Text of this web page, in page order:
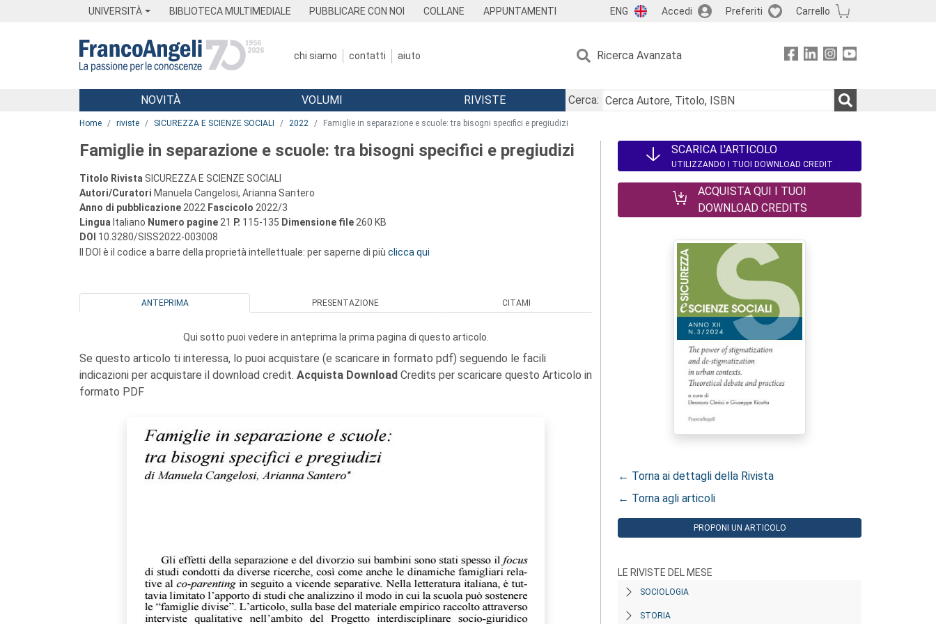
UNIVERSITÀ BIBLIOTECA MULTIMEDIALE PUBBLICARE CON NOI COLLANE APPUNTAMENTI ENG Accedi Preferiti Carrello
chi siamo contatti aiuto Ricerca Avanzata
Menu
NOVITÀ VOLUMI RIVISTE
Cerca:
Home riviste SICUREZZA E SCIENZE SOCIALI 2022 Famiglie in separazione e scuole: tra bisogni specifici e pregiudizi
Famiglie in separazione e scuole: tra bisogni specifici e pregiudizi
Titolo Rivista SICUREZZA E SCIENZE SOCIALI
Autori/Curatori Manuela Cangelosi, Arianna Santero
Anno di pubblicazione 2022 Fascicolo 2022/3
Lingua Italiano Numero pagine 21 P. 115-135 Dimensione file 260 KB
DOI 10.3280/SISS2022-003008
Il DOI è il codice a barre della proprietà intellettuale: per saperne di più clicca qui
ANTEPRIMA PRESENTAZIONE CITAMI
Qui sotto puoi vedere in anteprima la prima pagina di questo articolo.
Se questo articolo ti interessa, lo puoi acquistare (e scaricare in formato pdf) seguendo le facili
indicazioni per acquistare il download credit. Acquista Download Credits per scaricare questo Articolo in
formato PDF
SCARICA L'ARTICOLO
UTILIZZANDO I TUOI DOWNLOAD CREDIT
ACQUISTA QUI I TUOI
DOWNLOAD CREDITS
← Torna ai dettagli della Rivista
← Torna agli articoli
PROPONI UN ARTICOLO
LE RIVISTE DEL MESE
SOCIOLOGIA
STORIA